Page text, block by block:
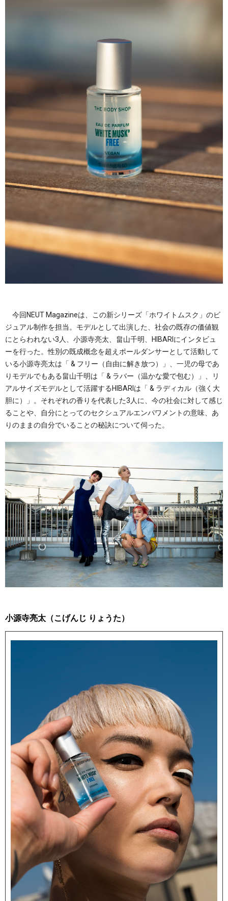
今回NEUT Magazineは、この新シリーズ「ホワイトムスク」のビ
ジュアル制作を担当。モデルとして出演した、社会の既存の価値観
にとらわれない3人、小源寺亮太、畠山千明、HIBARIにインタビュ
ーを行った。性別の既成概念を超えポールダンサーとして活動して
いる小源寺亮太は「 & フリー（自由に解き放つ）」、一児の母であ
りモデルでもある畠山千明は「 & ラバー（温かな愛で包む）」、リ
アルサイズモデルとして活躍するHIBARIは「 & ラディカル（強く大
胆に）」。それぞれの香りを代表した3人に、今の社会に対して感じ
ることや、自分にとってのセクシュアルエンパワメントの意味、あ
りのままの自分でいることの秘訣について伺った。
小源寺亮太（こげんじ りょうた）